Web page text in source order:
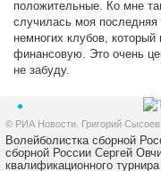
положительные. Ко мне
случилась моя
немногих клубов,
финансовую. Это очень
не забуду.
© РИА Новости. Григорий Сысоев
Волейболистка сборной
сборной России Сергей
квалификационного